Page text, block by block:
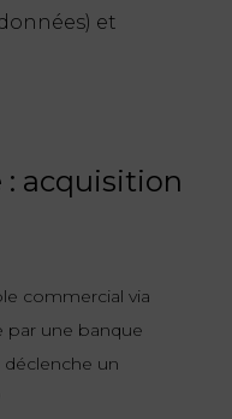
et
: acquisition
commercial via
par une banque
déclenche un